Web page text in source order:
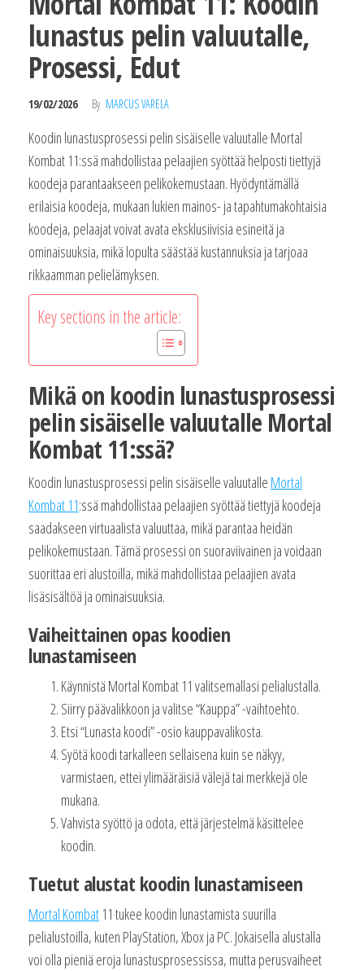
lunastus pelin valuutalle,
Prosessi, Edut
19/02/2026 By MARCUS VARELA
Koodin lunastusprosessi pelin sisäiselle valuutalle Mortal
Kombat 11:ssä mahdollistaa pelaajien syöttää helposti tiettyjä
koodeja parantaakseen pelikokemustaan. Hyödyntämällä
erilaisia koodeja, mukaan lukien mainos- ja tapahtumakohtaisia
koodeja, pelaajat voivat avata eksklusiivisia esineitä ja
ominaisuuksia, mikä lopulta säästää kustannuksia ja tarjoaa
rikkaamman pelielämyksen.
Key sections in the article:
Mikä on koodin lunastusprosessi
pelin sisäiselle valuutalle Mortal
Kombat 11:ssä?
Koodin lunastusprosessi pelin sisäiselle valuutalle Mortal
Kombat 11:ssä mahdollistaa pelaajien syöttää tiettyjä koodeja
saadakseen virtuaalista valuuttaa, mikä parantaa heidän
pelikokemustaan. Tämä prosessi on suoraviivainen ja voidaan
suorittaa eri alustoilla, mikä mahdollistaa pelaajien avata
lisäsisältöä ja ominaisuuksia.
Vaiheittainen opas koodien
lunastamiseen
Käynnistä Mortal Kombat 11 valitsemallasi pelialustalla.
Siirry päävalikkoon ja valitse “Kauppa” -vaihtoehto.
Etsi “Lunasta koodi” -osio kauppavalikosta.
Syötä koodi tarkalleen sellaisena kuin se näkyy,
varmistaen, ettei ylimääräisiä välejä tai merkkejä ole
mukana.
Vahvista syöttö ja odota, että järjestelmä käsittelee
koodin.
Tuetut alustat koodin lunastamiseen
Mortal Kombat 11 tukee koodin lunastamista suurilla
pelialustoilla, kuten PlayStation, Xbox ja PC. Jokaisella alustalla
voi olla pieniä eroja lunastusprosessissa, mutta perusvaiheet